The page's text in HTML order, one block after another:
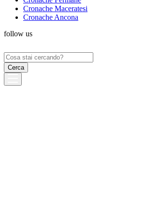
Cronache Maceratesi
Cronache Ancona
follow us
Ricerca
per: